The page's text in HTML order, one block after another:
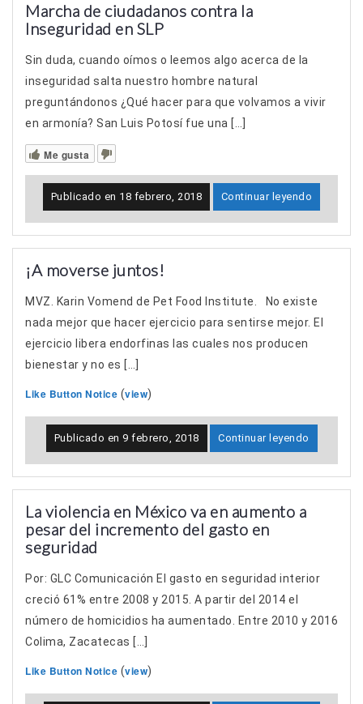
Marcha de ciudadanos contra la
Inseguridad en SLP
Sin duda, cuando oímos o leemos algo acerca de la
inseguridad salta nuestro hombre natural
preguntándonos ¿Qué hacer para que volvamos a vivir
en armonía? San Luis Potosí fue una […]
Me gusta
Publicado en 18 febrero, 2018 Continuar leyendo
¡A moverse juntos!
MVZ. Karin Vomend de Pet Food Institute. No existe
nada mejor que hacer ejercicio para sentirse mejor. El
ejercicio libera endorfinas las cuales nos producen
bienestar y no es […]
Like Button Notice (view)
Publicado en 9 febrero, 2018 Continuar leyendo
La violencia en México va en aumento a
pesar del incremento del gasto en
seguridad
Por: GLC Comunicación El gasto en seguridad interior
creció 61% entre 2008 y 2015. A partir del 2014 el
número de homicidios ha aumentado. Entre 2010 y 2016
Colima, Zacatecas […]
Like Button Notice (view)